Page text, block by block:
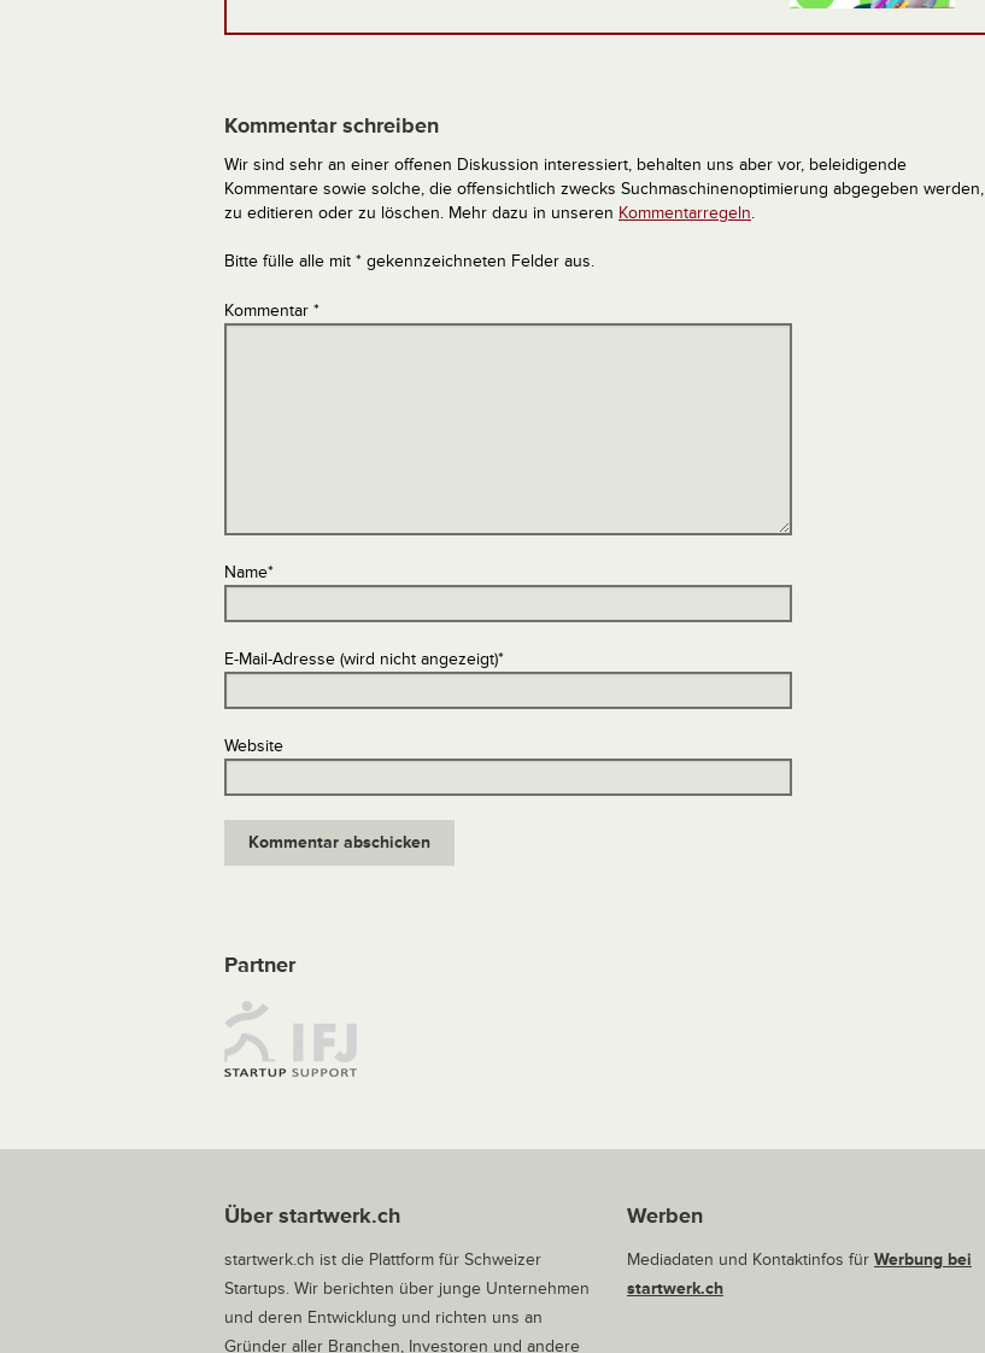
Kommentar schreiben
Wir sind sehr an einer offenen Diskussion interessiert, behalten uns aber vor, beleidigende
Kommentare sowie solche, die offensichtlich zwecks Suchmaschinenoptimierung abgegeben werden,
zu editieren oder zu löschen. Mehr dazu in unseren Kommentarregeln.
Bitte fülle alle mit * gekennzeichneten Felder aus.
Kommentar *
Name*
E-Mail-Adresse (wird nicht angezeigt)*
Website
Partner
Über startwerk.ch
startwerk.ch ist die Plattform für Schweizer
Startups. Wir berichten über junge Unternehmen
und deren Entwicklung und richten uns an
Gründer aller Branchen, Investoren und andere
Werben
Mediadaten und Kontaktinfos für Werbung bei
startwerk.ch